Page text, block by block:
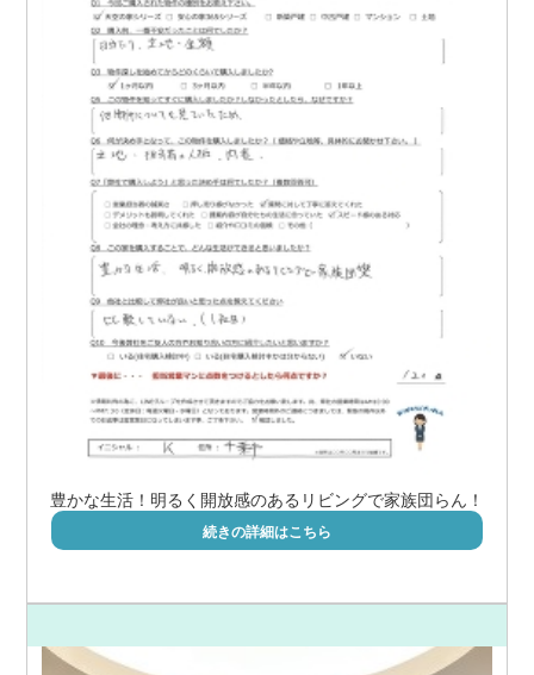
豊かな生活！明るく開放感のあるリビングで家族団らん！
続きの詳細はこちら